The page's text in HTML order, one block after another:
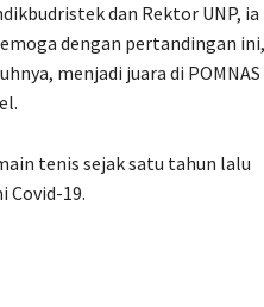
dan Rektor UNP, ia
dengan pertandingan ini,
menjadi juara di POMNAS
tenis sejak satu tahun lalu
Covid-19.